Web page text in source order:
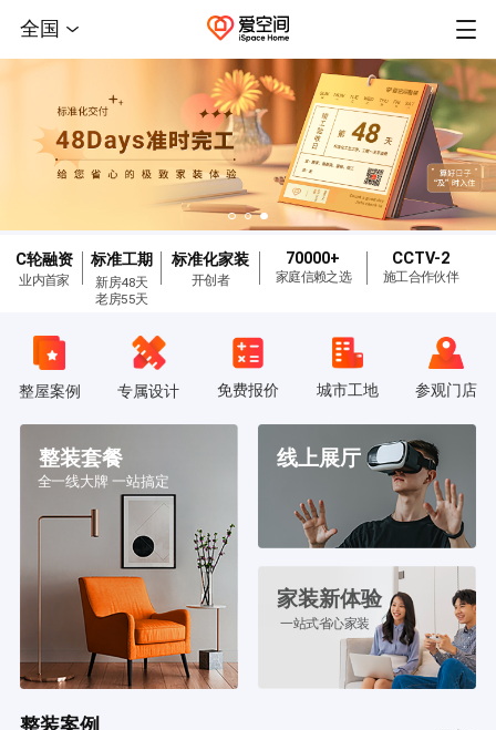
全国
C轮融资
业内首家
标准工期
新房48天
老房55天
标准化家装
开创者
70000+
家庭信赖之选
CCTV-2
施工合作伙伴
整屋案例 专属设计 免费报价 城市工地 参观门店
整装套餐
全一线大牌 一站搞定
线上展厅
家装新体验
一站式省心家装
整装案例